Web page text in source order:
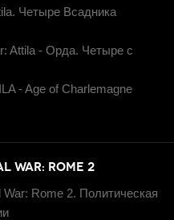
Четыре Всадника
Attila - Орда. Четыре с
- Age of Charlemagne
ROME 2
Rome 2. Политическая